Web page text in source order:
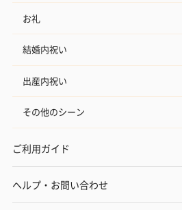
お礼
結婚内祝い
出産内祝い
その他のシーン
ご利用ガイド
ヘルプ・お問い合わせ